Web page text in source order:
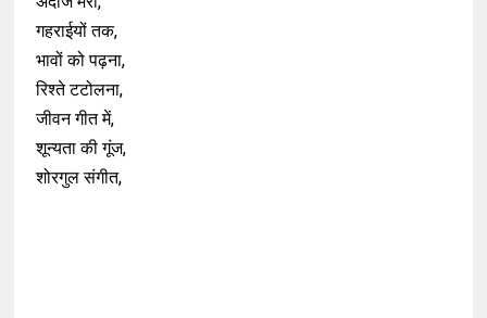
गहराईयों तक,
भावों को पढ़ना,
रिश्ते टटोलना,
जीवन गीत में,
शून्यता की गूंज,
शोरगुल संगीत,